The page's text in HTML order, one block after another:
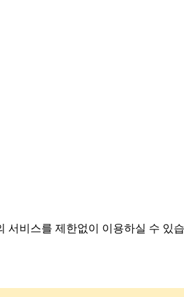
비스를 제한없이 이용하실 수 있